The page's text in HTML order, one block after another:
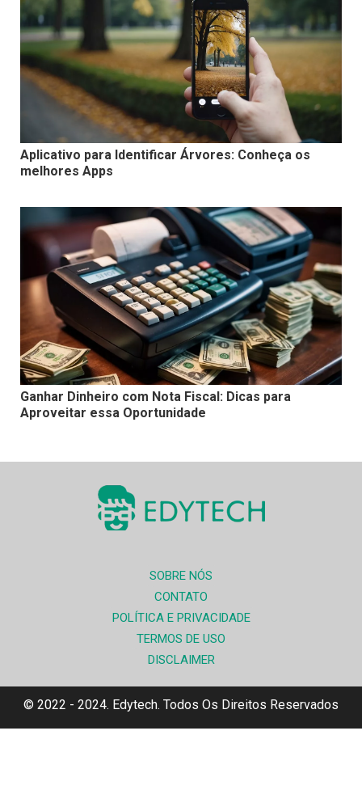
Aplicativo para Identificar Árvores: Conheça os
melhores Apps
Ganhar Dinheiro com Nota Fiscal: Dicas para
Aproveitar essa Oportunidade
SOBRE NÓS
CONTATO
POLÍTICA E PRIVACIDADE
TERMOS DE USO
DISCLAIMER
© 2022 - 2024. Edytech. Todos Os Direitos Reservados